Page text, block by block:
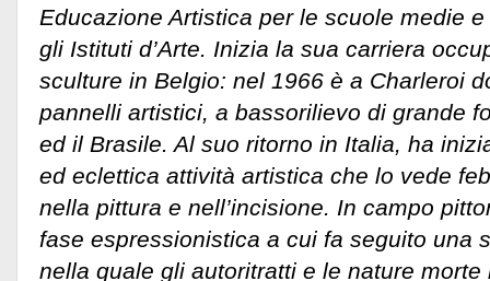
Educazione Artistica per le scuole medie
gli Istituti d’Arte. Inizia la sua carriera
sculture in Belgio: nel 1966 è a Charleroi
pannelli artistici, a bassorilievo di grande
ed il Brasile. Al suo ritorno in Italia, ha
ed eclettica attività artistica che lo vede
nella pittura e nell’incisione. In campo
fase espressionistica a cui fa seguito una
nella quale gli autoritratti e le nature